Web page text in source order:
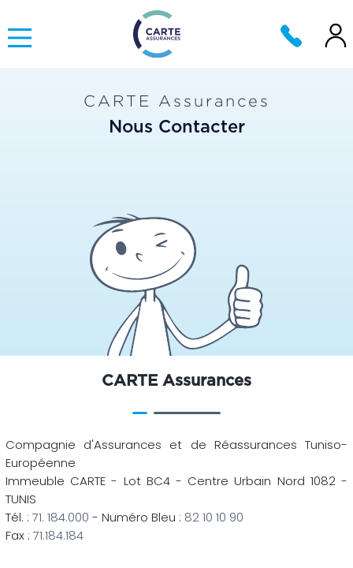
CARTE Assurances
Nous Contacter
CARTE Assurances
Compagnie d'Assurances et de Réassurances Tuniso-
Européenne
Immeuble CARTE - Lot BC4 - Centre Urbain Nord 1082 -
TUNIS
Tél. : 71. 184.000 - Numéro Bleu : 82 10 10 90
Fax : 71.184.184